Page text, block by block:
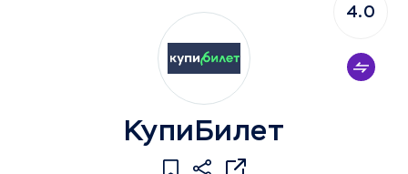
КупиБилет
4.0